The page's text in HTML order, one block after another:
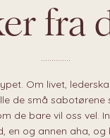
fra
..............
Om livet,
de små sabotørene
de bare vil oss vel.
en og annen aha, og